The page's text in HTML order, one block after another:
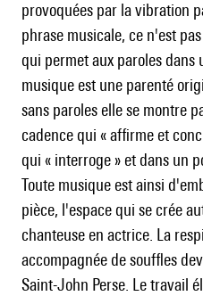
provoquées par la vibration
phrase musicale, ce n'est
qui permet aux paroles dans
musique est une parenté
sans paroles elle se montre
cadence qui « affirme et
qui « interroge » et dans un
Toute musique est ainsi
pièce, l'espace qui se crée
chanteuse en actrice. La
accompagnée de souffles
Saint-John Perse. Le travail